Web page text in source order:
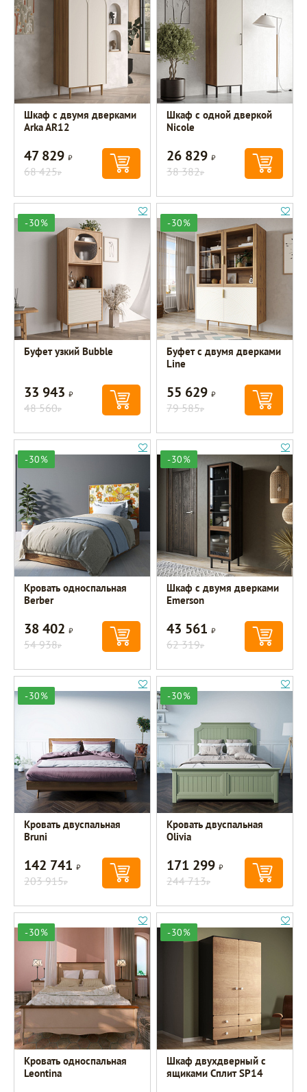
Шкаф с двумя дверками
Arka AR12
47 829Р
68 425Р
Шкаф c одной дверкой
Nicole
26 829Р
38 382Р
-30%
Буфет узкий Bubble
33 943Р
48 560Р
-30%
Буфет с двумя дверками
Line
55 629Р
79 585Р
-30%
Кровать односпальная
Berber
38 402Р
54 938Р
-30%
Шкаф c двумя дверками
Emerson
43 561Р
62 319Р
-30%
Кровать двуспальная
Bruni
142 741Р
203 915Р
-30%
Кровать двуспальная
Olivia
171 299Р
244 713Р
-30%
Кровать односпальная
Leontina
-30%
Шкаф двухдверный с
ящиками Сплит SP14